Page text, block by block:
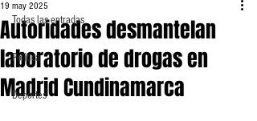
Todas las entradas
Política
Deportes
Autoridades desmantelan
laboratorio de drogas en
Madrid Cundinamarca
19 may 2025